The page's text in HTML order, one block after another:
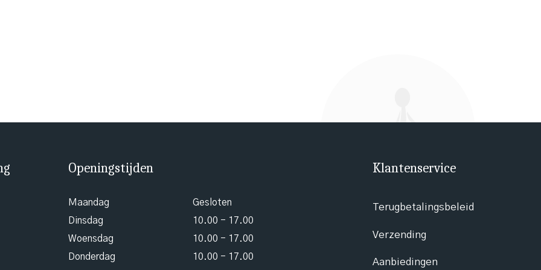
Openingstijden
Maandag
Gesloten
Dinsdag
10.00 - 17.00
Woensdag
10.00 - 17.00
Donderdag
10.00 - 17.00
Klantenservice
Terugbetalingsbeleid
Verzending
Aanbiedingen